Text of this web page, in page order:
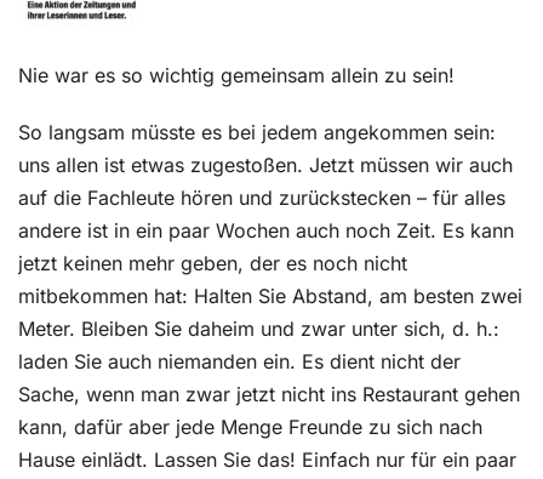
Nie war es so wichtig gemeinsam allein zu sein!
So langsam müsste es bei jedem angekommen sein:
uns allen ist etwas zugestoßen. Jetzt müssen wir auch
auf die Fachleute hören und zurückstecken – für alles
andere ist in ein paar Wochen auch noch Zeit. Es kann
jetzt keinen mehr geben, der es noch nicht
mitbekommen hat: Halten Sie Abstand, am besten zwei
Meter. Bleiben Sie daheim und zwar unter sich, d. h.:
laden Sie auch niemanden ein. Es dient nicht der
Sache, wenn man zwar jetzt nicht ins Restaurant gehen
kann, dafür aber jede Menge Freunde zu sich nach
Hause einlädt. Lassen Sie das! Einfach nur für ein paar